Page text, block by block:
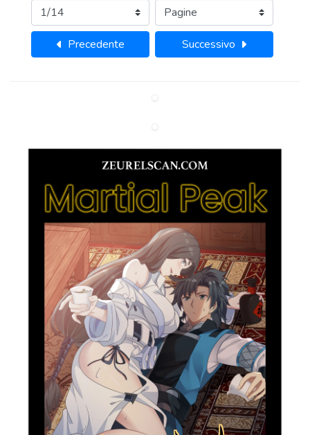
Precedente Successivo